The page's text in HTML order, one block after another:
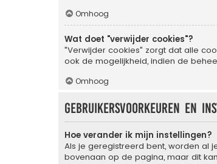
Omhoog
Wat doet "verwijder cookies"?
"Verwijder cookies" zorgt dat alle
ook de mogelijkheid, indien de
Omhoog
Gebruikersvoorkeuren en
Hoe verander ik mijn instellingen?
Als je geregistreerd bent, worden al
bovenaan op de pagina, maar dit